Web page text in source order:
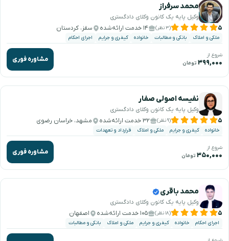
محمد سرفراز
وکیل پایه یک کانون وکلای دادگستری
۵ (۳ نظر) ۱۴ خدمت ارائه‌شده سقز، کردستان
ملکی و املاک بانکی و مطالبات خانواده کیفری و جرایم اجرای احکام
شروع از
۳۹۹,۰۰۰ تومان مشاوره فوری
نفیسه اصولی صفار
وکیل پایه یک کانون وکلای دادگستری
۵ (۹ نظر) ۳۲ خدمت ارائه‌شده مشهد، خراسان رضوی
خانواده کیفری و جرایم ملکی و املاک قرارداد و تعهدات
شروع از
۳۵۰,۰۰۰ تومان مشاوره فوری
محمد باقری
وکیل پایه یک کانون وکلای دادگستری
۵ (۱۸ نظر) ۱۰۵ خدمت ارائه‌شده اصفهان
اجرای احکام خانواده کیفری و جرایم ملکی و املاک بانکی و مطالبات